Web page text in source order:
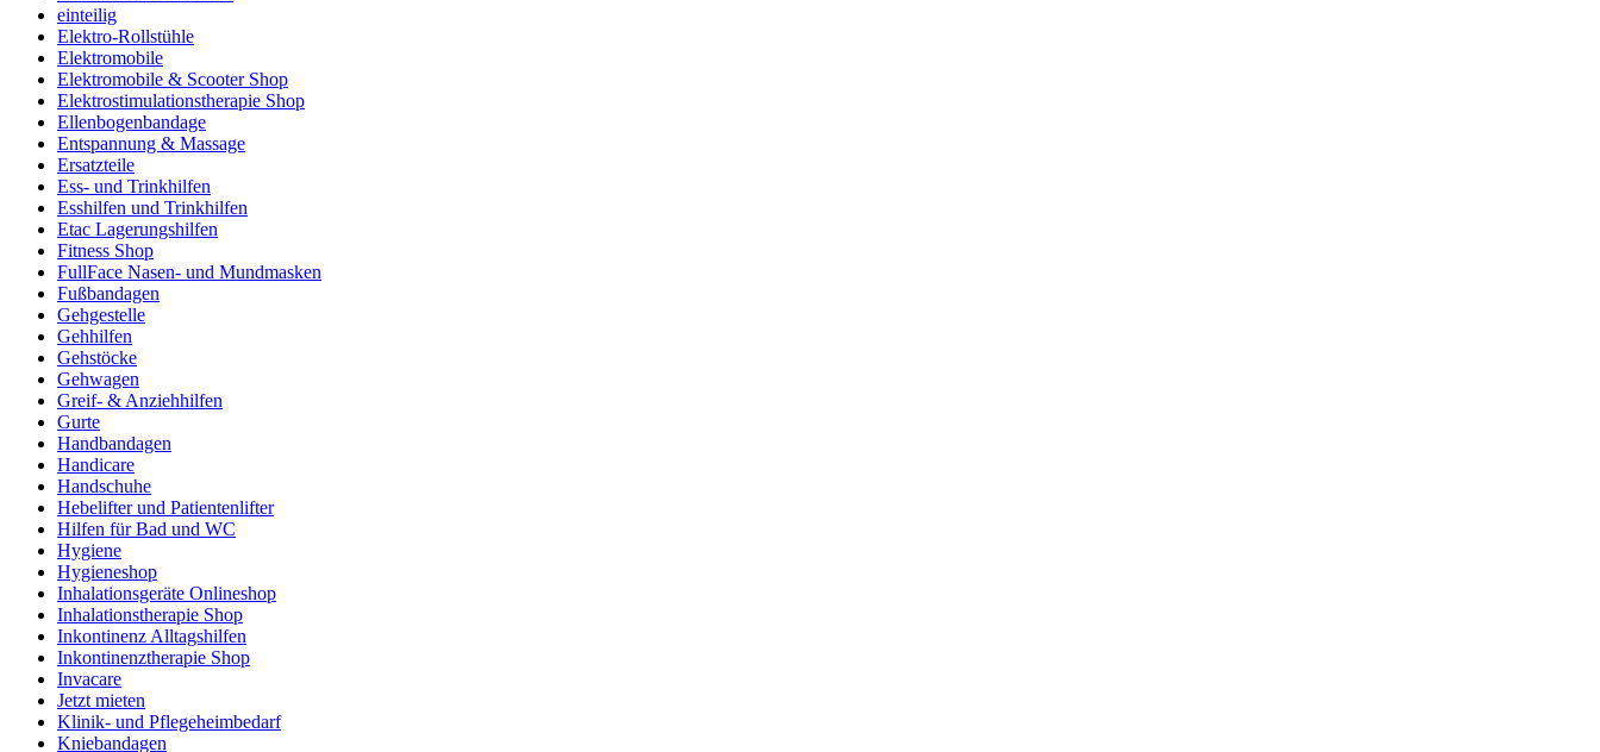
einteilig
Elektro-Rollstühle
Elektromobile
Elektromobile & Scooter Shop
Elektrostimulationstherapie Shop
Ellenbogenbandage
Entspannung & Massage
Ersatzteile
Ess- und Trinkhilfen
Esshilfen und Trinkhilfen
Etac Lagerungshilfen
Fitness Shop
FullFace Nasen- und Mundmasken
Fußbandagen
Gehgestelle
Gehhilfen
Gehstöcke
Gehwagen
Greif- & Anziehhilfen
Gurte
Handbandagen
Handicare
Handschuhe
Hebelifter und Patientenlifter
Hilfen für Bad und WC
Hygiene
Hygieneshop
Inhalationsgeräte Onlineshop
Inhalationstherapie Shop
Inkontinenz Alltagshilfen
Inkontinenztherapie Shop
Invacare
Jetzt mieten
Klinik- und Pflegeheimbedarf
Kniebandagen